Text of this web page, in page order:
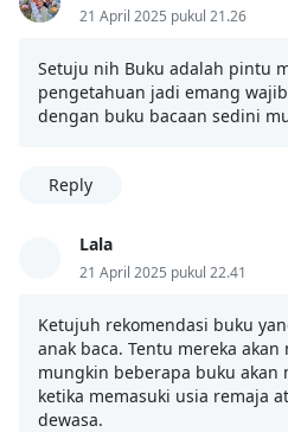
21 April 2025 pukul 21.26
Setuju nih Buku adalah pintu
pengetahuan jadi emang
dengan buku bacaan sedini
Reply
Lala
21 April 2025 pukul 22.41
Ketujuh rekomendasi buku
anak baca. Tentu mereka
mungkin beberapa buku akan
ketika memasuki usia remaja
dewasa.